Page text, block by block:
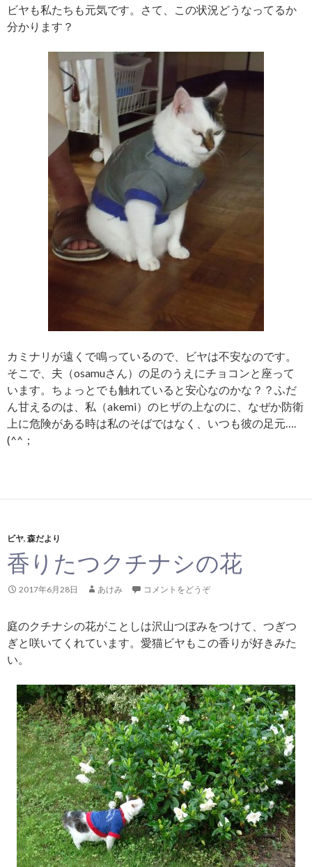
ビヤも私たちも元気です。さて、この状況どうなってるか
分かります？
カミナリが遠くで鳴っているので、ビヤは不安なのです。
そこで、夫（osamuさん）の足のうえにチョコンと座って
います。ちょっとでも触れていると安心なのかな？？ふだ
ん甘えるのは、私（akemi）のヒザの上なのに、なぜか防衛
上に危険がある時は私のそばではなく、いつも彼の足元….
(^^；
ビヤ, 森だより
香りたつクチナシの花
2017年6月28日 あけみ コメントをどうぞ
庭のクチナシの花がことしは沢山つぼみをつけて、つぎつ
ぎと咲いてくれています。愛猫ビヤもこの香りが好きみた
い。